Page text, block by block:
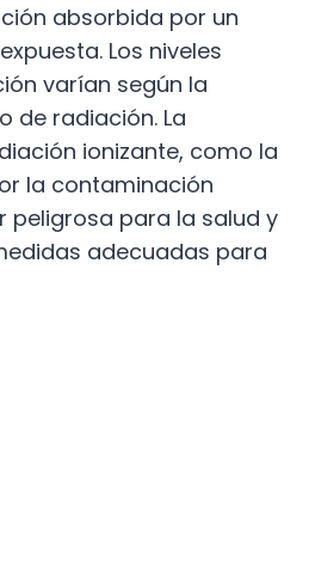
absorbida por un
Los niveles
varían según la
de radiación. La
ionizante, como la
la contaminación
peligrosa para la salud y
adecuadas para